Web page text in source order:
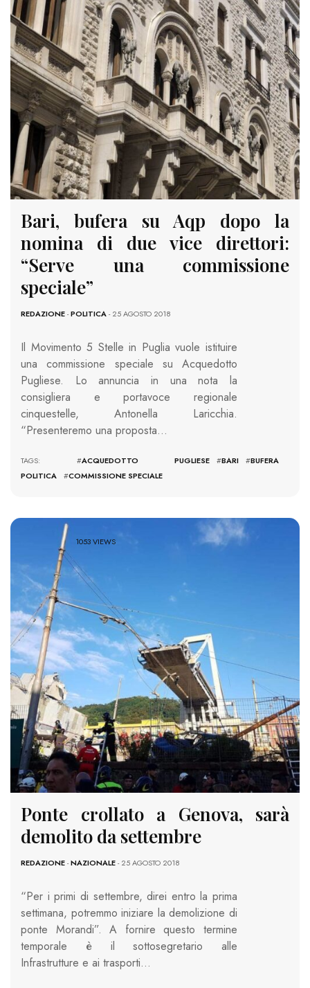
Bari, bufera su Aqp dopo la
nomina di due vice direttori:
“Serve una commissione
speciale”
REDAZIONE-POLITICA- 25 AGOSTO 2018
Il Movimento 5 Stelle in Puglia vuole istituire
una commissione speciale su Acquedotto
Pugliese. Lo annuncia in una nota la
consigliera e portavoce regionale
cinquestelle, Antonella Laricchia.
“Presenteremo una proposta…
TAGS: #ACQUEDOTTO PUGLIESE #BARI #BUFERA
POLITICA
#COMMISSIONE SPECIALE
1053 VIEWS
Ponte crollato a Genova, sarà
demolito da settembre
REDAZIONE-NAZIONALE- 25 AGOSTO 2018
“Per i primi di settembre, direi entro la prima
settimana, potremmo iniziare la demolizione di
ponte Morandi”. A fornire questo termine
temporale è il sottosegretario alle
Infrastrutture e ai trasporti…